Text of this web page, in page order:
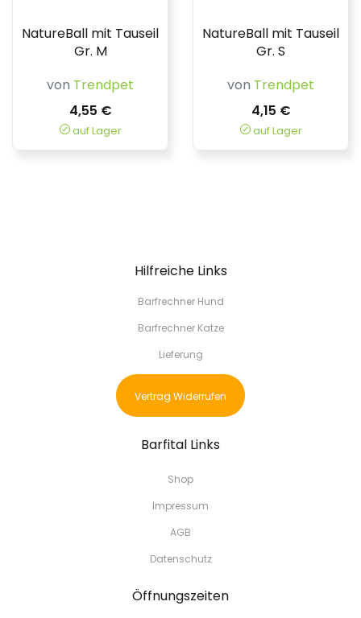
NatureBall mit Tauseil
Gr. M
von Trendpet
4,55 €
auf Lager
NatureBall mit Tauseil
Gr. S
von Trendpet
4,15 €
auf Lager
Hilfreiche Links
Barfrechner Hund
Barfrechner Katze
Lieferung
Vertrag Widerrufen
Barfital Links
Shop
Impressum
AGB
Datenschutz
Öffnungszeiten